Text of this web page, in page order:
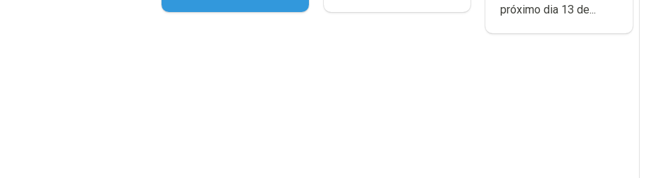
próximo dia 13 de...